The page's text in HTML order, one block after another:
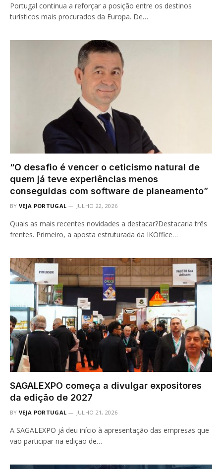
Portugal continua a reforçar a posição entre os destinos
turísticos mais procurados da Europa. De…
“O desafio é vencer o ceticismo natural de
quem já teve experiências menos
conseguidas com software de planeamento”
BY VEJA PORTUGAL JULHO 22, 2026
Quais as mais recentes novidades a destacar?Destacaria três
frentes. Primeiro, a aposta estruturada da IKOffice…
SAGALEXPO começa a divulgar expositores
da edição de 2027
BY VEJA PORTUGAL JULHO 21, 2026
A SAGALEXPO já deu início à apresentação das empresas que
vão participar na edição de…